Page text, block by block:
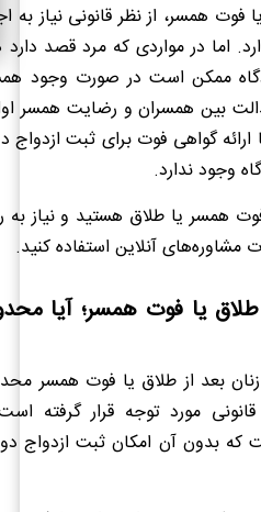
همسر، از نظر قانونی نیاز به
اما در مواردی که مرد قصد دارد
ممکن است در صورت وجود
بین همسران و رضایت همسر
گواهی فوت برای ثبت
وجود ندارد.
همسر یا طلاق هستید و نیاز به
مشاوره‌های آنلاین استفاده کنید.
طلاق یا فوت همسر؛ آیا
بعد از طلاق یا فوت همسر
مورد توجه قرار گرفته
بدون آن امکان ثبت ازدواج